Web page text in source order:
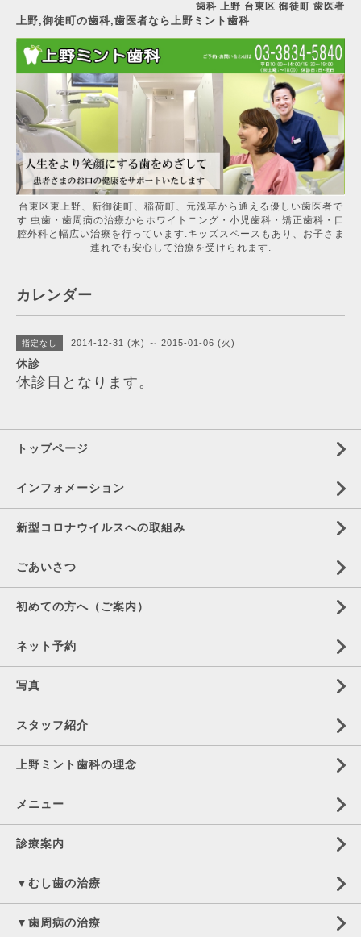
歯科 上野 台東区 御徒町 歯医者
上野,御徒町の歯科,歯医者なら上野ミント歯科
台東区東上野、新御徒町、稲荷町、元浅草から通える優しい歯医者で
す.虫歯・歯周病の治療からホワイトニング・小児歯科・矯正歯科・口
腔外科と幅広い治療を行っています.キッズスペースもあり、お子さま
連れでも安心して治療を受けられます.
カレンダー
指定なし 2014-12-31 (水) ～ 2015-01-06 (火)
休診
休診日となります。
トップページ
インフォメーション
新型コロナウイルスへの取組み
ごあいさつ
初めての方へ（ご案内）
ネット予約
写真
スタッフ紹介
上野ミント歯科の理念
メニュー
診療案内
▼むし歯の治療
▼歯周病の治療